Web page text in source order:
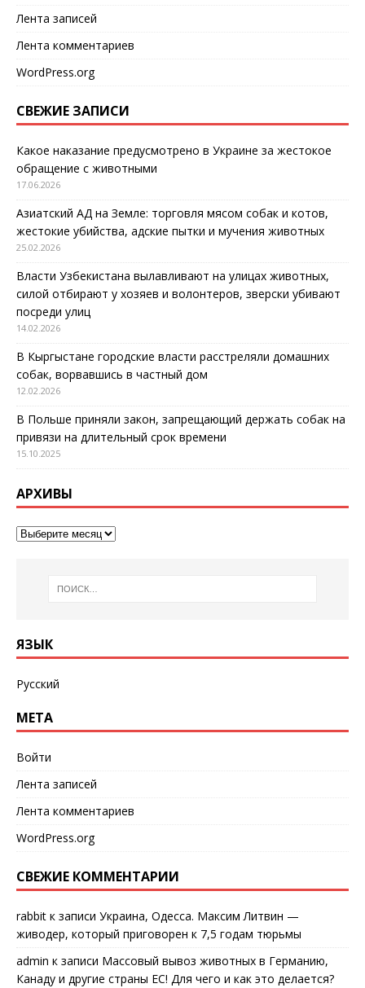
Лента записей
Лента комментариев
WordPress.org
СВЕЖИЕ ЗАПИСИ
Какое наказание предусмотрено в Украине за жестокое
обращение с животными
17.06.2026
Азиатский АД на Земле: торговля мясом собак и котов,
жестокие убийства, адские пытки и мучения животных
25.02.2026
Власти Узбекистана вылавливают на улицах животных,
силой отбирают у хозяев и волонтеров, зверски убивают
посреди улиц
14.02.2026
В Кыргыстане городские власти расстреляли домашних
собак, ворвавшись в частный дом
12.02.2026
В Польше приняли закон, запрещающий держать собак на
привязи на длительный срок времени
15.10.2025
АРХИВЫ
ЯЗЫК
Русский
МЕТА
Войти
Лента записей
Лента комментариев
WordPress.org
СВЕЖИЕ КОММЕНТАРИИ
rabbit к записи Украина, Одесса. Максим Литвин —
живодер, который приговорен к 7,5 годам тюрьмы
admin к записи Массовый вывоз животных в Германию,
Канаду и другие страны ЕС! Для чего и как это делается?